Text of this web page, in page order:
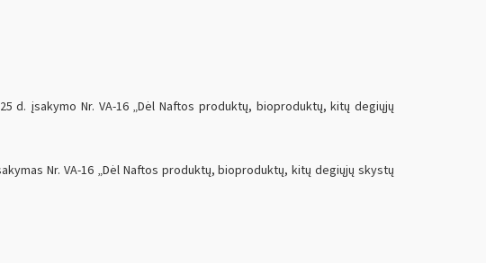
d. įsakymo Nr. VA-16 „Dėl Naftos produktų, bioproduktų, kitų degiųjų
Nr. VA-16 „Dėl Naftos produktų, bioproduktų, kitų degiųjų skystų